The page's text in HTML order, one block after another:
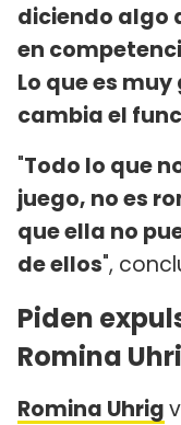
diciendo algo
en
Lo que es
cambia el
"Todo lo que
juego, no es
que ella no
de ellos",
Piden
Romina
Romina Uhrig